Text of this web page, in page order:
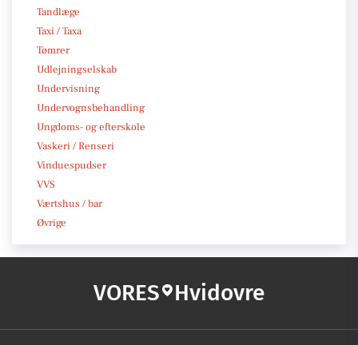
Tandlæge
Taxi / Taxa
Tømrer
Udlejningselskab
Undervisning
Undervognsbehandling
Ungdoms- og efterskole
Vaskeri / Renseri
Vinduespudser
VVS
Værtshus / bar
Øvrige
VORES Hvidovre